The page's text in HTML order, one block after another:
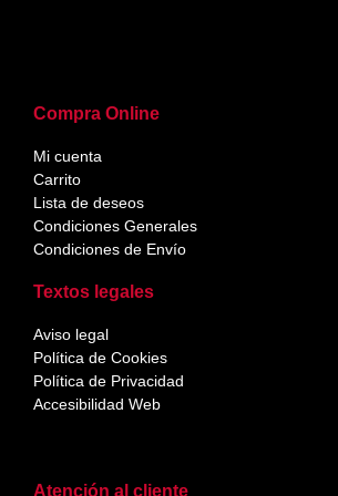
Atención al cliente
Compra Online
Mi cuenta
Carrito
Lista de deseos
Condiciones Generales
Condiciones de Envío
Textos legales
Aviso legal
Política de Cookies
Política de Privacidad
Accesibilidad Web